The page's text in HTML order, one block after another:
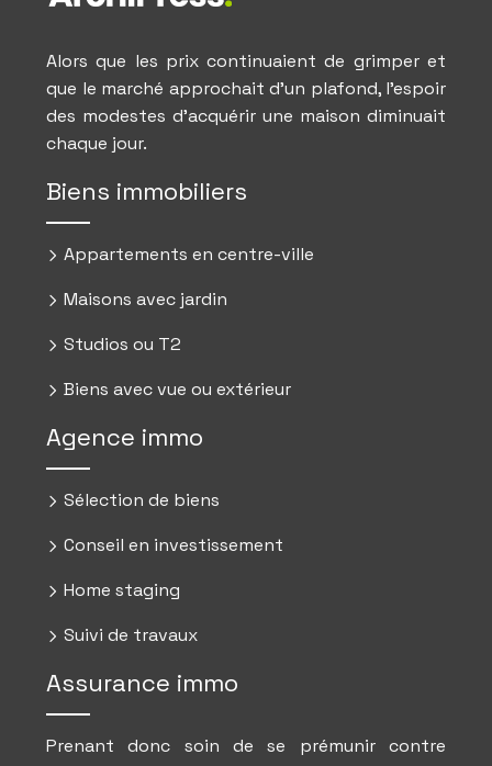
Alors que les prix continuaient de grimper et
que le marché approchait d’un plafond, l’espoir
des modestes d’acquérir une maison diminuait
chaque jour.
Biens immobiliers
Appartements en centre-ville
Maisons avec jardin
Studios ou T2
Biens avec vue ou extérieur
Agence immo
Sélection de biens
Conseil en investissement
Home staging
Suivi de travaux
Assurance immo
Prenant donc soin de se prémunir contre